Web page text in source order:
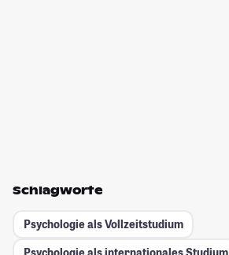
Schlagworte
Psychologie als Vollzeitstudium